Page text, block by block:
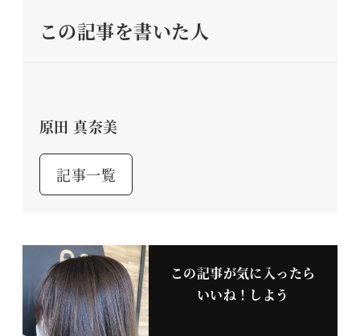
この記事を書いた人
原田 真奈美
記事一覧
この記事が気に入ったら
いいね！しよう